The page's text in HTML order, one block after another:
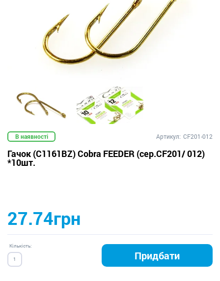
В наявності Артикул: CF201-012
Гачок (C1161BZ) Cobra FEEDER (сер.CF201/ 012)
*10шт.
27.74грн
Кількість:
Придбати